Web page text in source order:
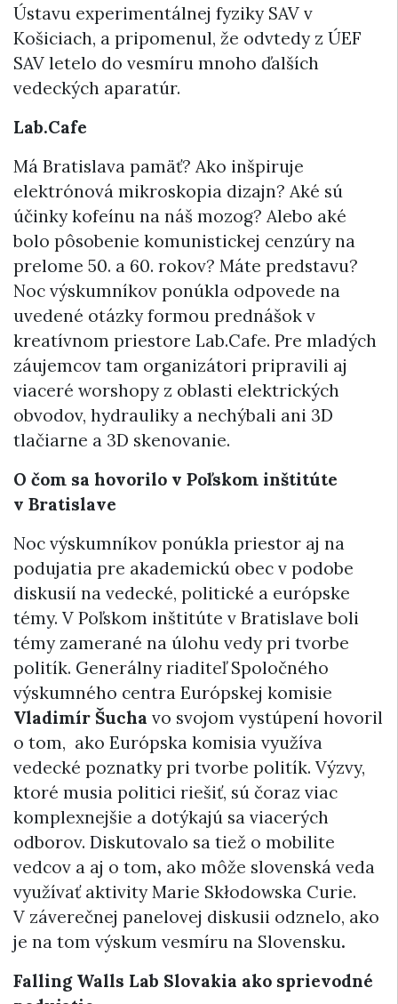
Ústavu experimentálnej fyziky SAV v
Košiciach, a pripomenul, že odvtedy z ÚEF
SAV letelo do vesmíru mnoho ďalších
vedeckých aparatúr.
Lab.Cafe
Má Bratislava pamäť? Ako inšpiruje
elektrónová mikroskopia dizajn? Aké sú
účinky kofeínu na náš mozog? Alebo aké
bolo pôsobenie komunistickej cenzúry na
prelome 50. a 60. rokov? Máte predstavu?
Noc výskumníkov ponúkla odpovede na
uvedené otázky formou prednášok v
kreatívnom priestore Lab.Cafe. Pre mladých
záujemcov tam organizátori pripravili aj
viaceré worshopy z oblasti elektrických
obvodov, hydrauliky a nechýbali ani 3D
tlačiarne a 3D skenovanie.
O čom sa hovorilo v Poľskom inštitúte
v Bratislave
Noc výskumníkov ponúkla priestor aj na
podujatia pre akademickú obec v podobe
diskusií na vedecké, politické a európske
témy. V Poľskom inštitúte v Bratislave boli
témy zamerané na úlohu vedy pri tvorbe
politík. Generálny riaditeľ Spoločného
výskumného centra Európskej komisie
Vladimír Šucha vo svojom vystúpení hovoril
o tom, ako Európska komisia využíva
vedecké poznatky pri tvorbe politík. Výzvy,
ktoré musia politici riešiť, sú čoraz viac
komplexnejšie a dotýkajú sa viacerých
odborov. Diskutovalo sa tiež o mobilite
vedcov a aj o tom, ako môže slovenská veda
využívať aktivity Marie Skłodowska Curie.
V záverečnej panelovej diskusii odznelo, ako
je na tom výskum vesmíru na Slovensku.
Falling Walls Lab Slovakia ako sprievodné